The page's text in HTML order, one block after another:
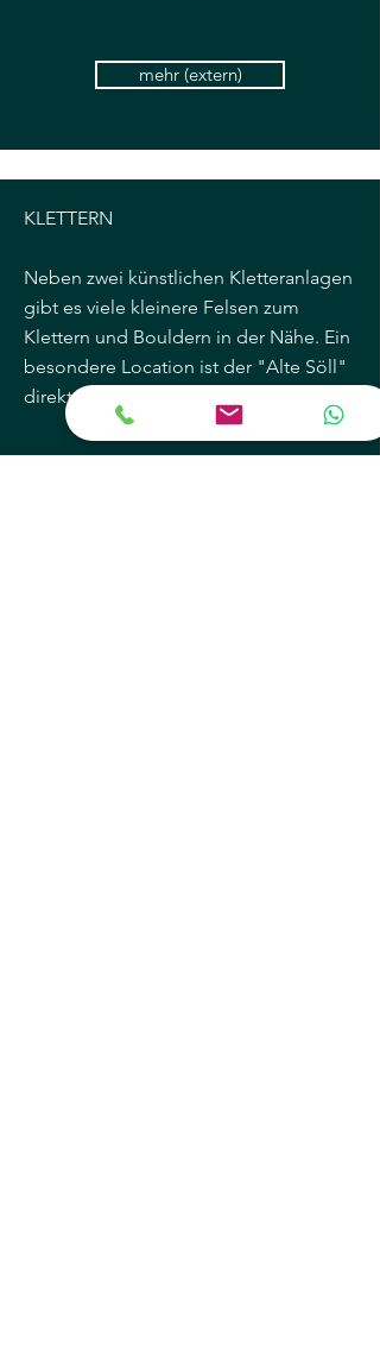
mehr (extern)
KLETTERN
Neben zwei künstlichen Kletteranlagen
gibt es viele kleinere Felsen zum
Klettern und Bouldern in der Nähe. Ein
besondere Location ist der "Alte Söll"
direkt im Ortskern von Schöneck